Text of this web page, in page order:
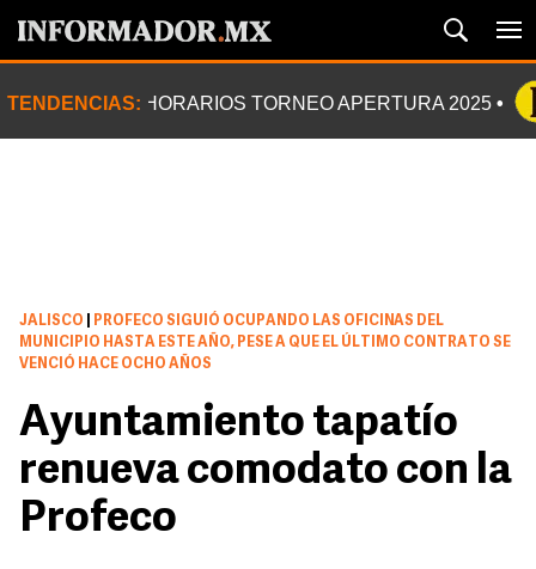
TENDENCIAS: HORARIOS TORNEO APERTURA 2025
JALISCO
PROFECO SIGUIÓ OCUPANDO LAS OFICINAS DEL
MUNICIPIO HASTA ESTE AÑO, PESE A QUE EL ÚLTIMO CONTRATO SE
VENCIÓ HACE OCHO AÑOS
Ayuntamiento tapatío
renueva comodato con la
Profeco